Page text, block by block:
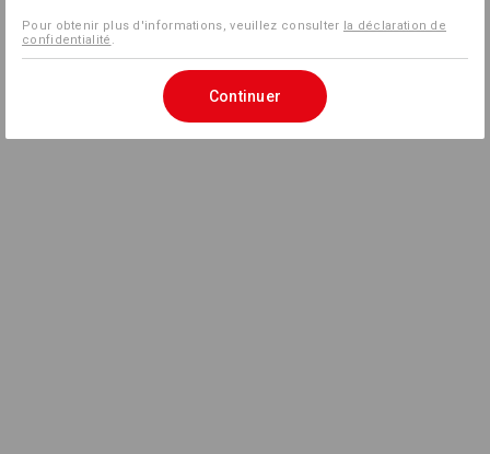
Pour obtenir plus d'informations, veuillez consulter la déclaration de
confidentialité .
Continuer